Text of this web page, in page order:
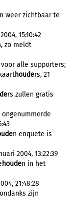
weer zichtbaar te
15:10:42
zo meldt
alle supporters;
houders, 21
rs zullen gratis
n enquete is
2004, 13:22:39
houden in het
21:48:28
zijn